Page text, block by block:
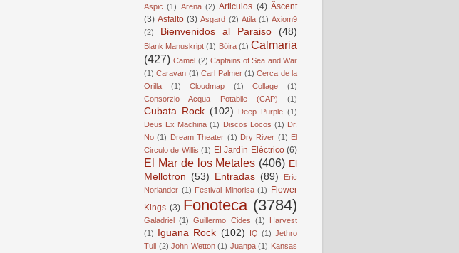
Aspic (1) Arena (2) Articulos (4) Âscent
(3) Asfalto (3) Asgard (2) Atila (1) Axiom9
(2)
Bienvenidos al Paraiso (48)
Blank Manuskript (1) Böira (1) Calmaria
(427) Camel (2) Captains of Sea and War
(1) Caravan (1) Carl Palmer (1) Cerca de la
Orilla
(1) Cloudmap (1) Collage
(1)
Consorzio Acqua Potabile (CAP)
(1)
Cubata Rock (102) Deep Purple (1)
Deus Ex Machina (1) Discos Locos (1) Dr.
No (1) Dream Theater (1) Dry River (1) El
Circulo de Willis (1) El Jardín Eléctrico (6)
El Mar de los Metales (406) El
Mellotron (53) Entradas (89)
Eric
Norlander (1) Festival Minorisa (1) Flower
Kings (3) Fonoteca (3784)
Galadriel (1) Guillermo Cides (1)
Harvest
(1) Iguana Rock (102) IQ (1) Jethro
Tull (2) John Wetton (1) Juanpa (1) Kansas